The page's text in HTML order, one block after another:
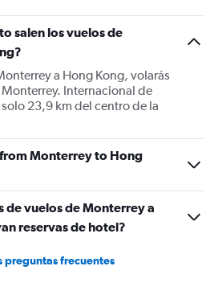
salen los vuelos de
a Hong Kong, volarás
Internacional de
23,9 km del centro de la
Monterrey to Hong
de vuelos de Monterrey a
reservas de hotel?
preguntas frecuentes